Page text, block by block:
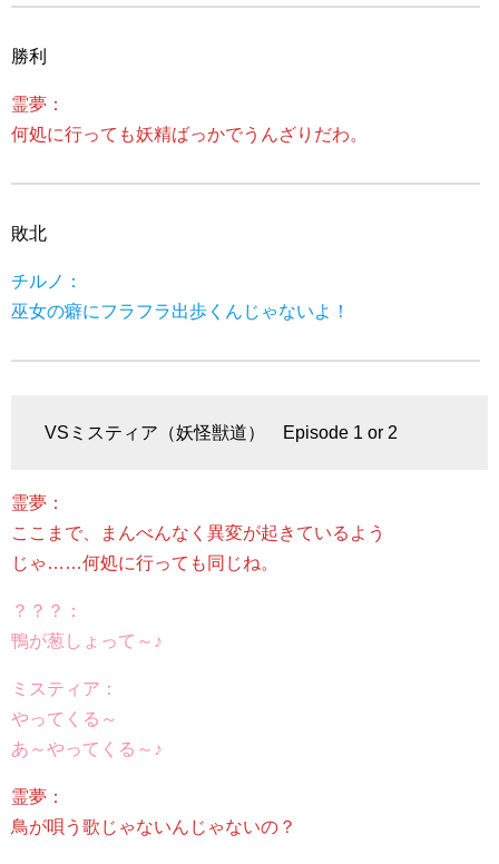
勝利
霊夢：
何処に行っても妖精ばっかでうんざりだわ。
敗北
チルノ：
巫女の癖にフラフラ出歩くんじゃないよ！
VSミスティア（妖怪獣道） Episode 1 or 2
霊夢：
ここまで、まんべんなく異変が起きているよう
じゃ……何処に行っても同じね。
？？？：
鴨が葱しょって～♪
ミスティア：
やってくる～
あ～やってくる～♪
霊夢：
鳥が唄う歌じゃないんじゃないの？